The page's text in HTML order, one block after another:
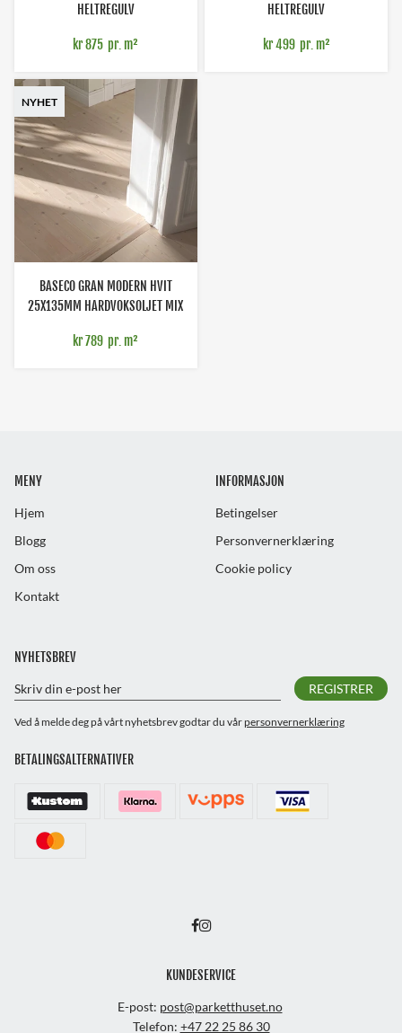
HELTREGULV
kr 875 pr. m²
HELTREGULV
kr 499 pr. m²
NYHET
BASECO GRAN MODERN HVIT
25X135MM HARDVOKSOLJET MIX
kr 789 pr. m²
MENY
Hjem
Blogg
Om oss
Kontakt
INFORMASJON
Betingelser
Personvernerklæring
Cookie policy
NYHETSBREV
REGISTRER
Ved å melde deg på vårt nyhetsbrev godtar du vårpersonvernerklæring
BETALINGSALTERNATIVER
KUNDESERVICE
E-post: post@parketthuset.no
Telefon: +47 22 25 86 30